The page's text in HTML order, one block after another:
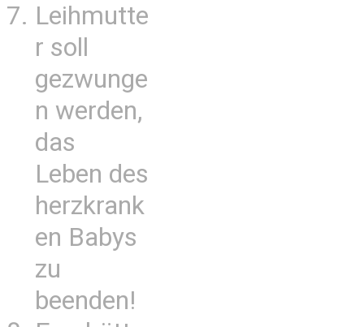
Leihmutte
r soll
gezwunge
n werden,
das
Leben des
herzkrank
en Babys
zu
beenden!